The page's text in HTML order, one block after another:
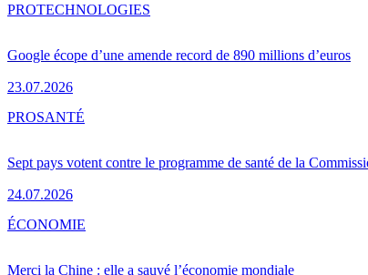
Google écope d’une amende record de 890 millions d’euros
23.07.2026
PROTECHNOLOGIES
Sept pays votent contre le programme de santé de la
24.07.2026
PROSANTÉ
Merci la Chine : elle a sauvé l’économie mondiale
ÉCONOMIE